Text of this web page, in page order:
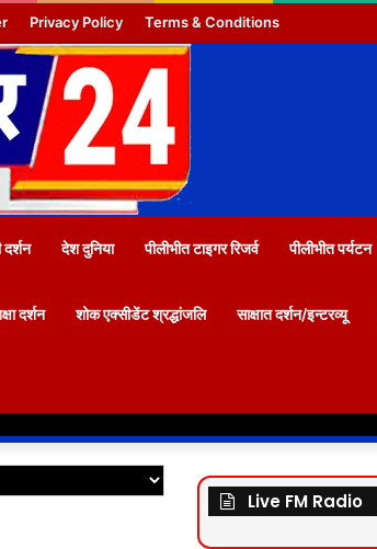
Privacy Policy Terms & Conditions
दर्शन देश दुनिया पीलीभीत टाइगर रिजर्व पीलीभीत पर्यटन
दर्शन शोक एक्सीडेंट श्रद्धांजलि साक्षात दर्शन/इन्टरव्यू
Live FM Radio